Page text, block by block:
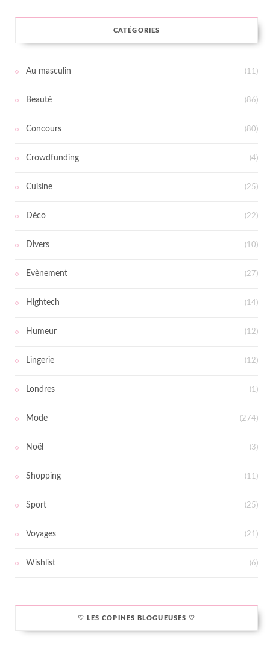
CATÉGORIES
Au masculin (11)
Beauté (86)
Concours (80)
Crowdfunding (4)
Cuisine (25)
Déco (22)
Divers (10)
Evènement (27)
Hightech (14)
Humeur (12)
Lingerie (12)
Londres (1)
Mode (274)
Noël (3)
Shopping (11)
Sport (25)
Voyages (21)
Wishlist (6)
♡ LES COPINES BLOGUEUSES ♡